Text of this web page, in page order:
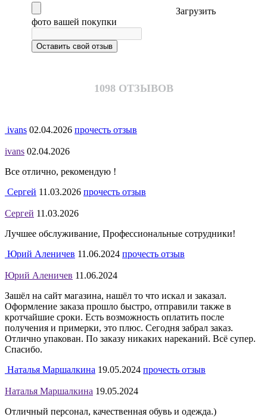
Загрузить
фото вашей покупки
1098 ОТЗЫВОВ
ivans 02.04.2026 прочесть отзыв
ivans 02.04.2026
Все отлично, рекомендую !
Сергей 11.03.2026 прочесть отзыв
Сергей 11.03.2026
Лучшее обслуживание, Профессиональные сотрудники!
Юрий Аленичев 11.06.2024 прочесть отзыв
Юрий Аленичев 11.06.2024
Зашёл на сайт магазина, нашёл то что искал и заказал.
Оформление заказа прошло быстро, отправили также в
кротчайшие сроки. Есть возможность оплатить после
получения и примерки, это плюс. Сегодня забрал заказ.
Отлично упакован. По заказу никаких нареканий. Всё супер.
Спасибо.
Наталья Маршалкина 19.05.2024 прочесть отзыв
Наталья Маршалкина 19.05.2024
Отличный персонал, качественная обувь и одежда.)